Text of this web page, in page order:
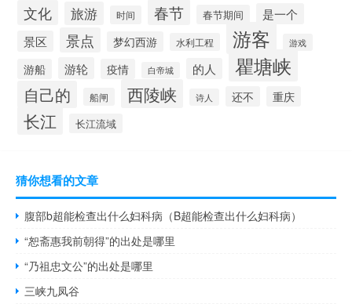
文化 旅游 时间 春节 春节期间
是一个
景区
景点 梦幻西游 水利工程 游客 游戏
游船 游轮 疫情 白帝城 的人 瞿塘峡
自己的 船闸 西陵峡 诗人 还不 重庆
长江 长江流域
猜你想看的文章
腹部b超能检查出什么妇科病（B超能检查出什么妇科病）
“恕斋惠我前朝得”的出处是哪里
“乃祖忠文公”的出处是哪里
三峡九凤谷